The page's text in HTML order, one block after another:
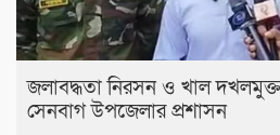
জলাবদ্ধতা নিরসন ও খাল
সেনবাগ উপজেলার প্রশাসন